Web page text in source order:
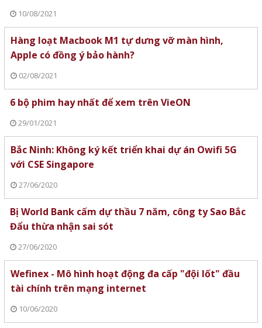
10/08/2021
Hàng loạt Macbook M1 tự dưng vỡ màn hình,
Apple có đồng ý bảo hành?
02/08/2021
6 bộ phim hay nhất để xem trên VieON
29/01/2021
Bắc Ninh: Không ký kết triển khai dự án Owifi 5G
với CSE Singapore
27/06/2020
Bị World Bank cấm dự thầu 7 năm, công ty Sao Bắc
Đẩu thừa nhận sai sót
27/06/2020
Wefinex - Mô hình hoạt động đa cấp "đội lốt" đầu
tài chính trên mạng internet
10/06/2020